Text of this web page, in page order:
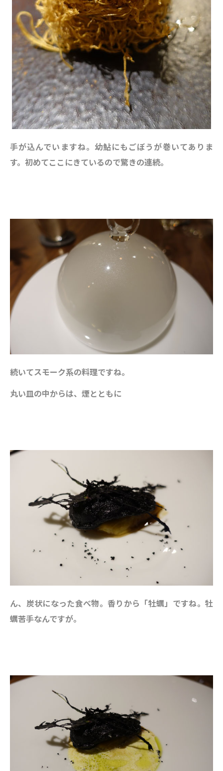
手が込んでいますね。幼鮎にもごぼうが巻いてありま
す。初めてここにきているので驚きの連続。
続いてスモーク系の料理ですね。
丸い皿の中からは、煙とともに
ん、炭状になった食べ物。香りから「牡蠣」ですね。牡
蠣苦手なんですが。